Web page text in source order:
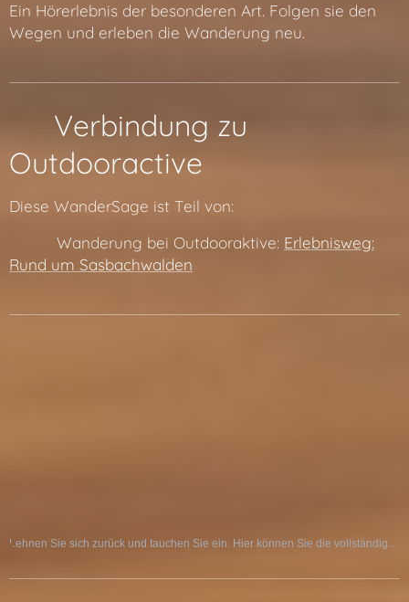
Ein Hörerlebnis der besonderen Art. Folgen sie den
Wegen und erleben die Wanderung neu.
🔗 Verbindung zu
Outdooractive
Diese WanderSage ist Teil von:
👉 🔗 Wanderung bei Outdooraktive: Erlebnisweg:
Rund um Sasbachwalden
Lehnen Sie sich zurück und tauchen Sie ein: Hier können Sie die vollständige Sage als Hörspiel erleben: